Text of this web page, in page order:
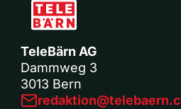
TeleBärn AG
Dammweg 3
3013 Bern